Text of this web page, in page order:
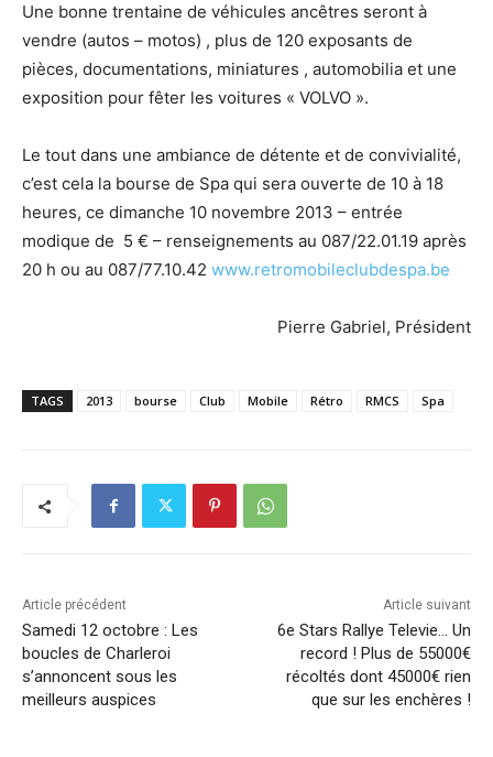
Une bonne trentaine de véhicules ancêtres seront à
vendre (autos – motos) , plus de 120 exposants de
pièces, documentations, miniatures , automobilia et une
exposition pour fêter les voitures « VOLVO ».
Le tout dans une ambiance de détente et de convivialité,
c’est cela la bourse de Spa qui sera ouverte de 10 à 18
heures, ce dimanche 10 novembre 2013 – entrée
modique de 5 € – renseignements au 087/22.01.19 après
20 h ou au 087/77.10.42 www.retromobileclubdespa.be
Pierre Gabriel, Président
TAGS 2013 bourse Club Mobile Rétro RMCS Spa
Article précédent
Samedi 12 octobre : Les
boucles de Charleroi
s’annoncent sous les
meilleurs auspices
Article suivant
6e Stars Rallye Televie… Un
record ! Plus de 55000€
récoltés dont 45000€ rien
que sur les enchères !